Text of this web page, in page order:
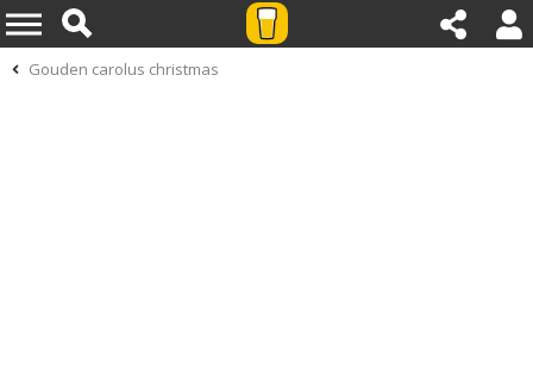
Gouden carolus christmas